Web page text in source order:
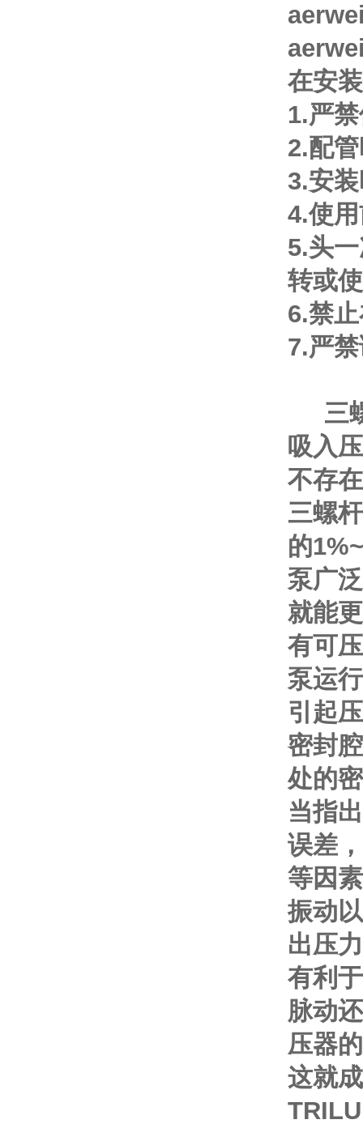
在安
1.严
2.配
3.安
4.使
5.头
转或
6.禁
7.严
三螺
吸入
不存
三螺
的
泵广
就能
有可
泵运
引起
密封
处的
当指
误差
等因
振动
出压
有利
脉动
压器
这就